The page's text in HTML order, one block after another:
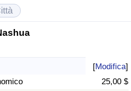
[Modifica]
25,00 $
Vita (corrente)
Vita
Case (Corrente)
Case
Vita
Vita (Corrente)